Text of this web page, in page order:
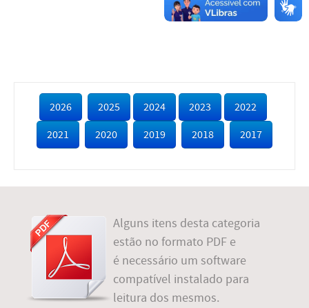
2026 2025 2024 2023
2022
2021
2020 2019 2018 2017
Alguns itens desta categoria
estão no formato PDF e
é necessário um software
compatível instalado para
leitura dos mesmos.